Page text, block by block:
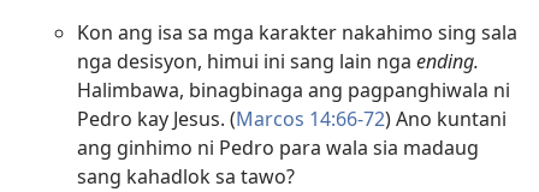
Kon ang isa sa mga karakter nakahimo sing sala
nga desisyon, himui ini sang lain nga ending.
Halimbawa, binagbinaga ang pagpanghiwala ni
Pedro kay Jesus. (Marcos 14:66-72) Ano kuntani
ang ginhimo ni Pedro para wala sia madaug
sang kahadlok sa tawo?